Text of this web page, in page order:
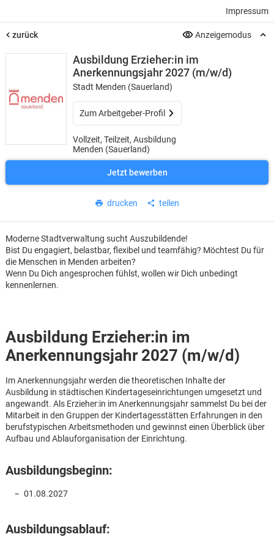
Impressum
zurück Anzeigemodus
Ausbildung Erzieher:in im
Anerkennungsjahr 2027 (m/w/d)
Stadt Menden (Sauerland)
Zum Arbeitgeber-Profil
Vollzeit, Teilzeit, Ausbildung
Menden (Sauerland)
Jetzt bewerben
drucken teilen
Moderne Stadtverwaltung sucht Auszubildende!
Bist Du engagiert, belastbar, flexibel und teamfähig? Möchtest Du für
die Menschen in Menden arbeiten?
Wenn Du Dich angesprochen fühlst, wollen wir Dich unbedingt
kennenlernen.
Ausbildung Erzieher:in im
Anerkennungsjahr 2027 (m/w/d)
Im Anerkennungsjahr werden die theoretischen Inhalte der
Ausbildung in städtischen Kindertageseinrichtungen umgesetzt und
angewandt. Als Erzieher:in im Anerkennungsjahr sammelst Du bei der
Mitarbeit in den Gruppen der Kindertagesstätten Erfahrungen in den
berufstypischen Arbeitsmethoden und gewinnst einen Überblick über
Aufbau und Ablauforganisation der Einrichtung.
Ausbildungsbeginn:
01.08.2027
Ausbildungsablauf: